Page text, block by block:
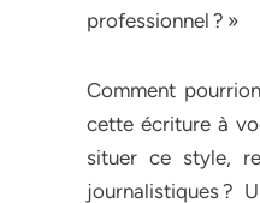
professionnel ? »
Comment
cette écriture à
situer ce style,
journalistiques ?